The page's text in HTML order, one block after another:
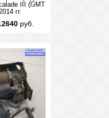
III (GMT
гг.
руб.